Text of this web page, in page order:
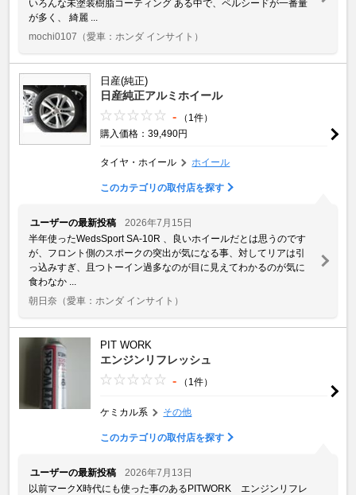
いろんな未塗装樹脂コーティング ある中で、ペルシードが一番量
が多く、 綺麗 ...
mochi0107 （愛車：ホンダ インサイト）
日産(純正)
日産純正アルミホイール
-
（1件）
購入価格：39,490円
タイヤ・ホイール ホイール
このカテゴリの取付店を探す
ユーザーの最新投稿
2026年7月15日
半年使ったWedsSport SA-10R 、良いホイールだとは思うのです
が、フロント側のスポークの突出が気になる事、対してリアは引
っ込みすぎ、且つトーイン過多なのが目に見えてわかるのが気に
食わなか ...
朝日奈 （愛車：ホンダ インサイト）
PIT WORK
エンジンリフレッシュ
- （1件）
ケミカル系 その他
このカテゴリの取付店を探す
ユーザーの最新投稿
2026年7月13日
以前マークX時代にも使った事のあるPITWORK エンジンリフレ